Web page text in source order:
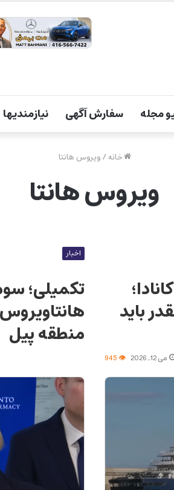
مجله سفارش آگهی نیازمندیها
خانه/ویروس هانتا
ویروس هانتا
باید
می 12, 2026
اخبار
تکمیلی؛
هانتاویروس
منطقه پیل